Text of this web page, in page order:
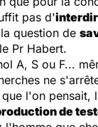
pas d'
question de
Pr Habert.
A, S ou F...
ne
l'on pensait,
de